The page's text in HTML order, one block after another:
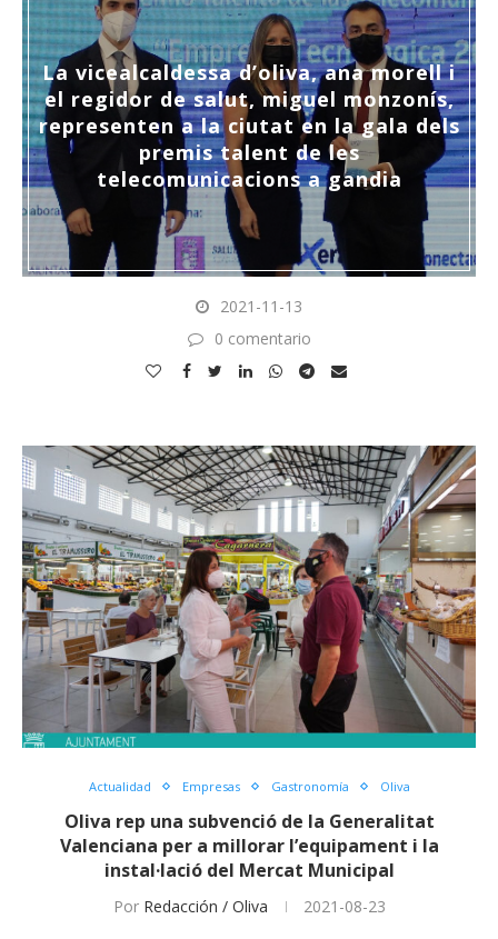
La vicealcaldessa d’oliva, ana morell i
el regidor de salut, miguel monzonís,
representen a la ciutat en la gala dels
premis talent de les
telecomunicacions a gandia
2021-11-13
0 comentario
Actualidad Empresas Gastronomía Oliva
Oliva rep una subvenció de la Generalitat
Valenciana per a millorar l’equipament i la
instal·lació del Mercat Municipal
Por Redacción / Oliva 2021-08-23